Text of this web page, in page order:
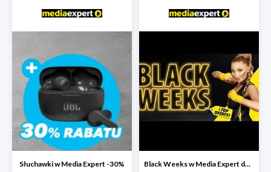
Słuchawki w Media Expert -30% Black Weeks w Media Expert do -80%